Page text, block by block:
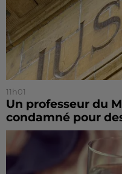
11h01
Un professeur du
condamné pour